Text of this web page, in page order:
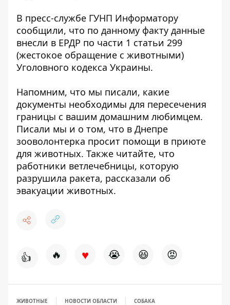
В пресс-службе ГУНП Информатору
сообщили, что по данному факту данные
внесли в ЕРДР по части 1 статьи 299
(жестокое обращение с животными)
Уголовного кодекса Украины.
Напомним, что мы писали, какие
документы необходимы для пересечения
границы с вашим домашним любимцем.
Писали мы и о том, что в Днепре
зооволонтерка просит помощи в приюте
для животных. Также читайте, что
работники ветлечебницы, которую
разрушила ракета, рассказали об
эвакуации животных.
👍 🔥 ♥ 😭 😆 😡
ЖИВОТНЫЕ НОВОСТИ ОБЛАСТИ СОБАКА